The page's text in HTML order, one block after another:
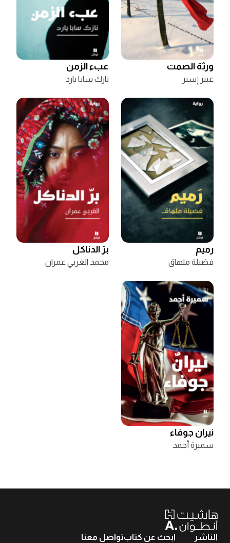
ورثة الصمت
عبير إسبر
عبء الزمن
نازك سابا يارد
رميم
فضيلة ملهاق
برّ الدناكل
محمد الغربي عمران
نيران جوفاء
سميرة أحمد
الناشر ابحث عن كتابتواصل معنا